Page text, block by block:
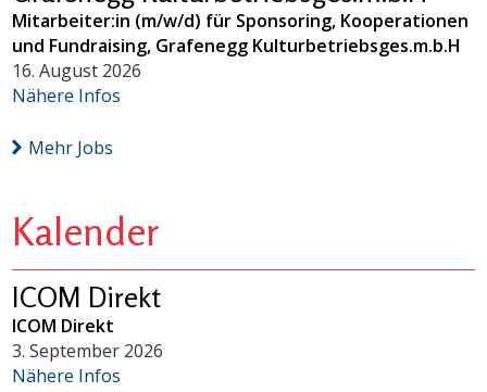
Mitarbeiter:in (m/w/d) für Sponsoring, Kooperationen
und Fundraising, Grafenegg Kulturbetriebsges.m.b.H
16. August 2026
Nähere Infos
Mehr Jobs
Kalender
ICOM Direkt
ICOM Direkt
3. September 2026
Nähere Infos